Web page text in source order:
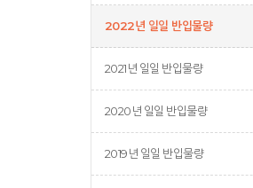
2022년 일일 반입물량
2021년 일일 반입물량
2020년 일일 반입물량
2019년 일일 반입물량